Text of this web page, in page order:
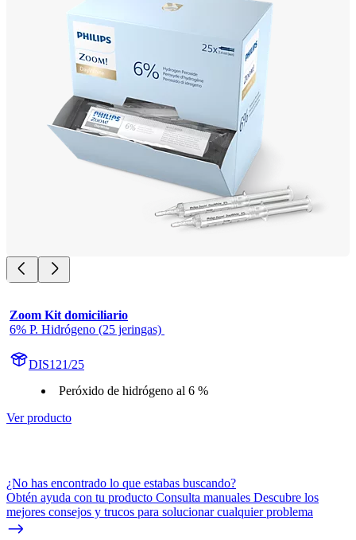
Zoom Kit domiciliario
6% P. Hidrógeno (25 jeringas)
DIS121/25
Peróxido de hidrógeno al 6 %
Ver producto
¿No has encontrado lo que estabas buscando?
Obtén ayuda con tu producto Consulta manuales Descubre los
mejores consejos y trucos para solucionar cualquier problema